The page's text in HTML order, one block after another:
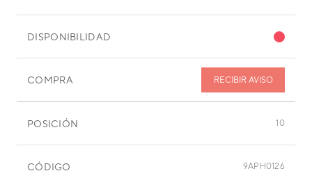
DISPONIBILIDAD
COMPRA RECIBIR AVISO
POSICIÓN 10
CÓDIGO 9APH0126